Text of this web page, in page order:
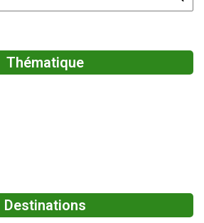
Thématique
Destinations